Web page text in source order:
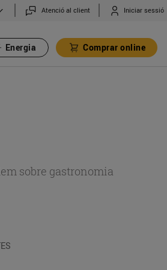
Atenció al client Iniciar sessió
Energia Comprar online
sobre gastronomia